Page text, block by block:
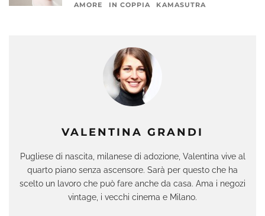
VALENTINA GRANDI
Pugliese di nascita, milanese di adozione, Valentina vive al
quarto piano senza ascensore. Sarà per questo che ha
scelto un lavoro che può fare anche da casa. Ama i negozi
vintage, i vecchi cinema e Milano.
AMORE IN COPPIA KAMASUTRA